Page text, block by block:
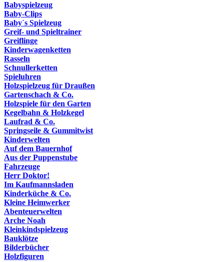
Babyspielzeug
Baby-Clips
Baby´s Spielzeug
Greif- und Spieltrainer
Greiflinge
Kinderwagenketten
Rasseln
Schnullerketten
Spieluhren
Holzspielzeug für Draußen
Gartenschach & Co.
Holzspiele für den Garten
Kegelbahn & Holzkegel
Laufrad & Co.
Springseile & Gummitwist
Kinderwelten
Auf dem Bauernhof
Aus der Puppenstube
Fahrzeuge
Herr Doktor!
Im Kaufmannsladen
Kinderküche & Co.
Kleine Heimwerker
Abenteuerwelten
Arche Noah
Kleinkindspielzeug
Bauklötze
Bilderbücher
Holzfiguren